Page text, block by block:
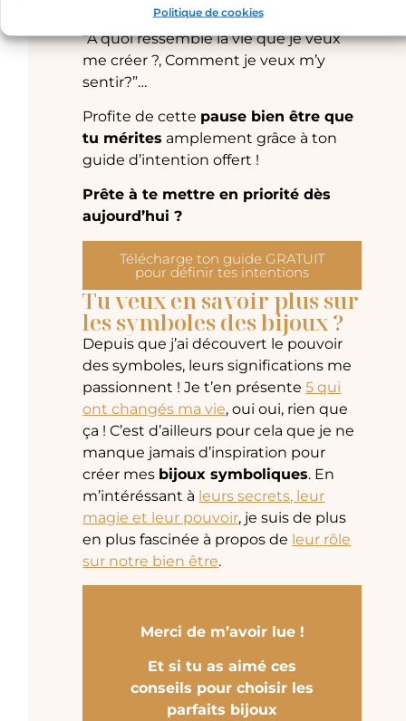
Politique de cookies
tes envies et à des questions comme :
“A quoi ressemble la vie que je veux
me créer ?, Comment je veux m’y
sentir?”…
Profite de cette pause bien être que
tu mérites amplement grâce à ton
guide d’intention offert !
Prête à te mettre en priorité dès
aujourd’hui ?
Télécharge ton guide GRATUIT
pour définir tes intentions
Tu veux en savoir plus sur
les symboles des bijoux ?
Depuis que j’ai découvert le pouvoir
des symboles, leurs significations me
passionnent ! Je t’en présente5 qui
ont changés ma vie, oui oui, rien que
ça ! C’est d’ailleurs pour cela que je ne
manque jamais d’inspiration pour
créer mes bijoux symboliques. En
m’intéréssant à leurs secrets, leur
magie et leur pouvoir, je suis de plus
en plus fascinée à propos de leur rôle
sur notre bien être.
Merci de m’avoir lue !
Et si tu as aimé ces
conseils pour choisir les
parfaits bijoux